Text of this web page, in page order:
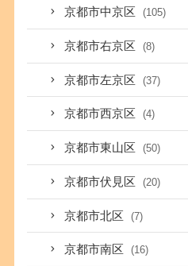
京都市中京区 (105)
京都市右京区 (8)
京都市左京区 (37)
京都市西京区 (4)
京都市東山区 (50)
京都市伏見区 (20)
京都市北区 (7)
京都市南区 (16)